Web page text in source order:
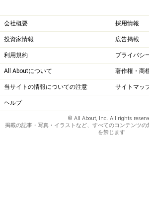
会社概要 採用情報
投資家情報 広告掲載
利用規約 プライバシ
All Aboutについて 著作権・商
当サイトの情報についての注意 サイトマッ
ヘルプ
© All About, Inc. All rights
掲載の記事・写真・イラストなど、すべてのコンテンツ
を禁じます